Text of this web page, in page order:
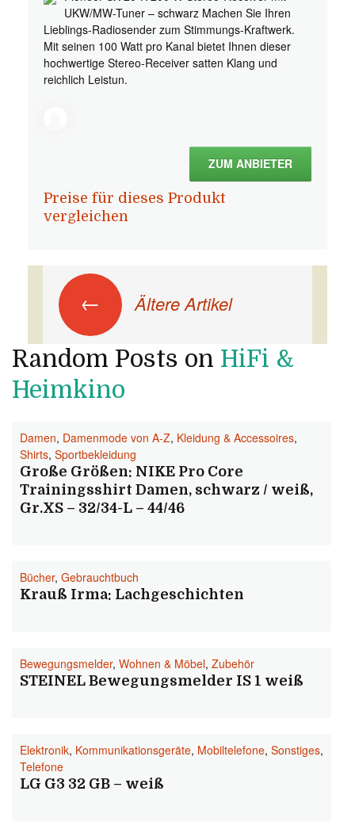
UKW/MW-Tuner – schwarz Machen Sie Ihren
Lieblings-Radiosender zum Stimmungs-Kraftwerk.
Mit seinen 100 Watt pro Kanal bietet Ihnen dieser
hochwertige Stereo-Receiver satten Klang und
reichlich Leistun.
ZUM ANBIETER
Preise für dieses Produkt
vergleichen
Beitrags-Navigation
← Ältere Artikel
Random Posts on HiFi &
Heimkino
Damen, Damenmode von A-Z, Kleidung & Accessoires,
Shirts, Sportbekleidung
Große Größen: NIKE Pro Core
Trainingsshirt Damen, schwarz / weiß,
Gr.XS – 32/34-L – 44/46
Bücher, Gebrauchtbuch
Krauß Irma: Lachgeschichten
Bewegungsmelder, Wohnen & Möbel, Zubehör
STEINEL Bewegungsmelder IS 1 weiß
Elektronik, Kommunikationsgeräte, Mobiltelefone, Sonstiges,
Telefone
LG G3 32 GB – weiß